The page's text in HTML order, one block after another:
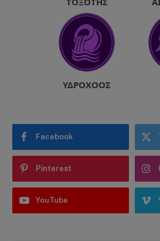
ΥΔΡΟΧΌΟΣ
Facebook
Pinterest
YouTube